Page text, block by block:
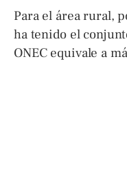
Para el área rural,
ha tenido el
ONEC equivale a